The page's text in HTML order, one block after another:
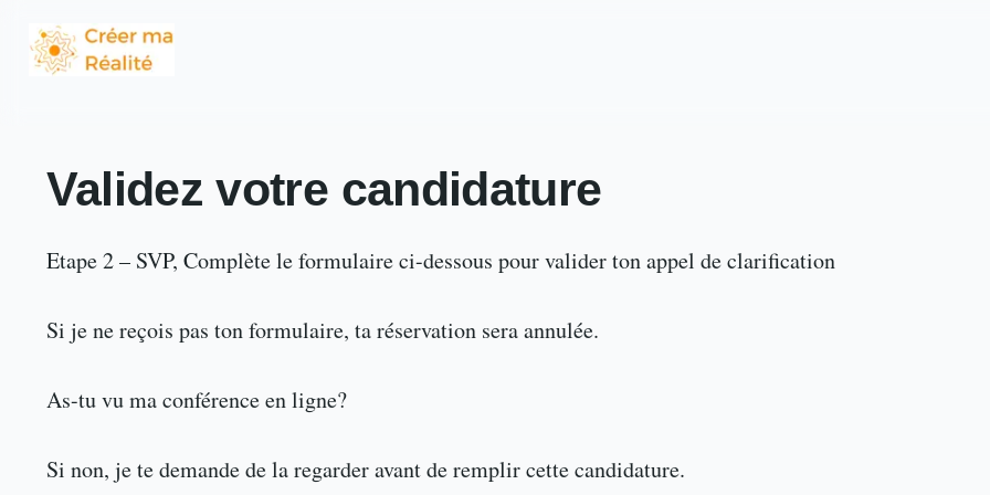
Validez votre candidature
Etape 2 – SVP, Complète le formulaire ci-dessous pour valider ton appel de clarification
Si je ne reçois pas ton formulaire, ta réservation sera annulée.
As-tu vu ma conférence en ligne?
Si non, je te demande de la regarder avant de remplir cette candidature.